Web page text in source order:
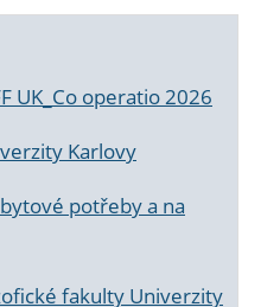
UK_Co operatio 2026
Karlovy
potřeby a na
fakulty Univerzity